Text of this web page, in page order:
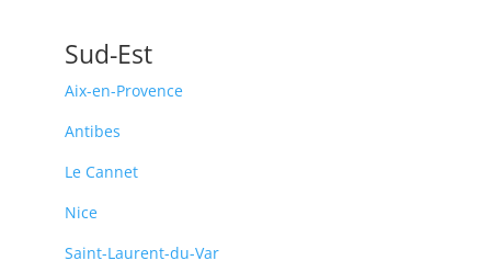
Sud-Est
Aix-en-Provence
Antibes
Le Cannet
Nice
Saint-Laurent-du-Var